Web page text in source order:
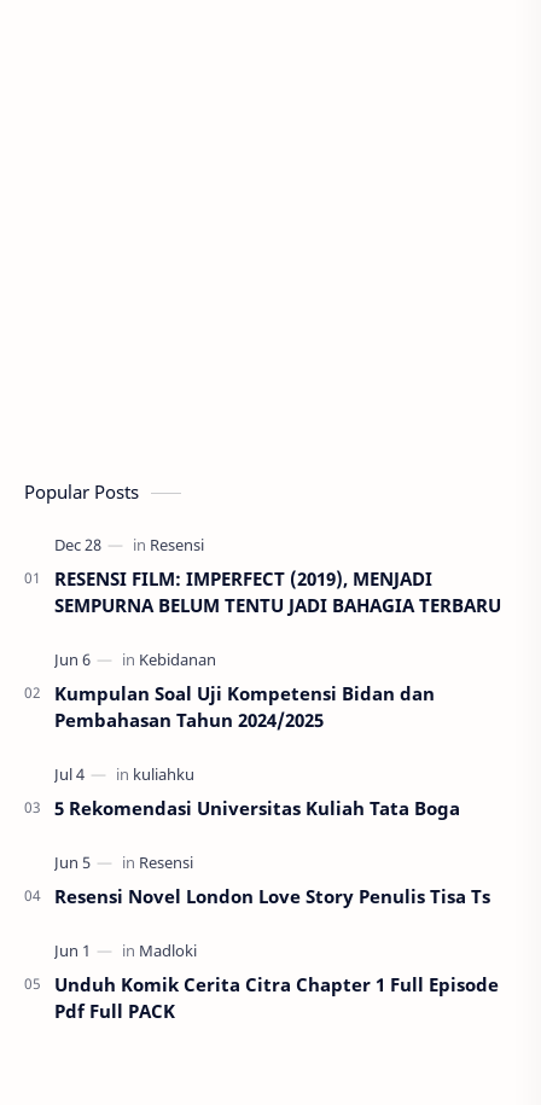
Popular Posts
RESENSI FILM: IMPERFECT (2019), MENJADI
SEMPURNA BELUM TENTU JADI BAHAGIA TERBARU
Kumpulan Soal Uji Kompetensi Bidan dan
Pembahasan Tahun 2024/2025
5 Rekomendasi Universitas Kuliah Tata Boga
Resensi Novel London Love Story Penulis Tisa Ts
Unduh Komik Cerita Citra Chapter 1 Full Episode
Pdf Full PACK